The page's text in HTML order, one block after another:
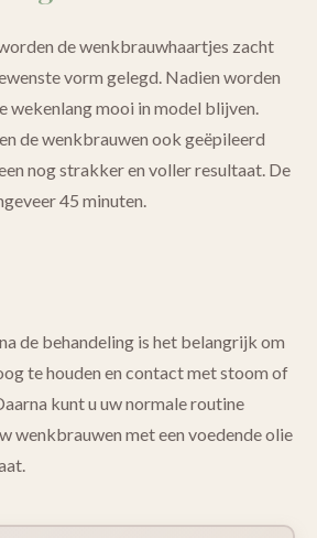
de wenkbrauwhaartjes zacht
vorm gelegd. Nadien worden
wekenlang mooi in model blijven.
de wenkbrauwen ook geëpileerd
nog strakker en voller resultaat. De
45 minuten.
de behandeling is het belangrijk om
te houden en contact met stoom of
kunt u uw normale routine
wenkbrauwen met een voedende olie